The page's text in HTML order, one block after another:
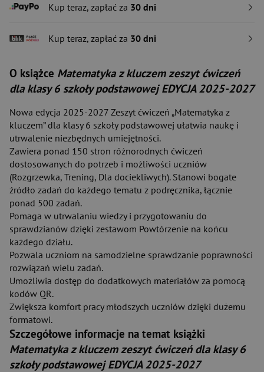
Kup teraz, zapłać za 30 dni
Kup teraz, zapłać za 30 dni
O książce Matematyka z kluczem zeszyt ćwiczeń
dla klasy 6 szkoły podstawowej EDYCJA 2025-2027
Nowa edycja 2025-2027 Zeszyt ćwiczeń „Matematyka z
kluczem” dla klasy 6 szkoły podstawowej ułatwia naukę i
utrwalenie niezbędnych umiejętności.
Zawiera ponad 150 stron różnorodnych ćwiczeń
dostosowanych do potrzeb i możliwości uczniów
(Rozgrzewka, Trening, Dla dociekliwych). Stanowi bogate
źródło zadań do każdego tematu z podręcznika, łącznie
ponad 500 zadań.
Pomaga w utrwalaniu wiedzy i przygotowaniu do
sprawdzianów dzięki zestawom Powtórzenie na końcu
każdego działu.
Pozwala uczniom na samodzielne sprawdzanie poprawności
rozwiązań wielu zadań.
Umożliwia dostęp do dodatkowych materiałów za pomocą
kodów QR.
Zwiększa komfort pracy młodszych uczniów dzięki dużemu
formatowi.
Szczegółowe informacje na temat książki
Matematyka z kluczem zeszyt ćwiczeń dla klasy 6
szkoły podstawowej EDYCJA 2025-2027